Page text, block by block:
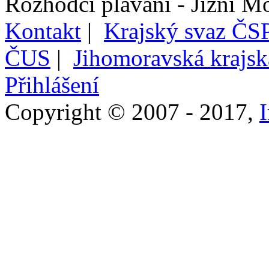
Kontakt | Krajský svaz
ČUS | Jihomoravská
Přihlášení
Copyright © 2007 - 2017,